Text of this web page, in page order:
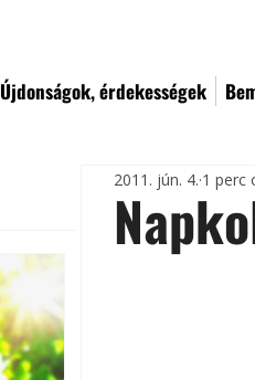
Újdonságok, érdekességek
2011. jún. 4. 1 perc